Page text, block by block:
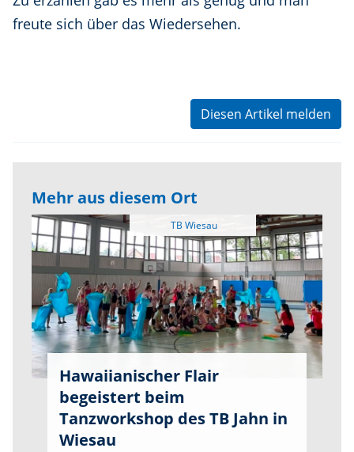
freute sich über das Wiedersehen.
Diesen Artikel melden
Mehr aus diesem Ort
Hawaiianischer Flair
begeistert beim
Tanzworkshop des TB Jahn in
Wiesau